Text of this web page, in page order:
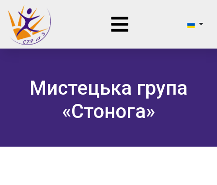
Мистецька група
«Стонога»